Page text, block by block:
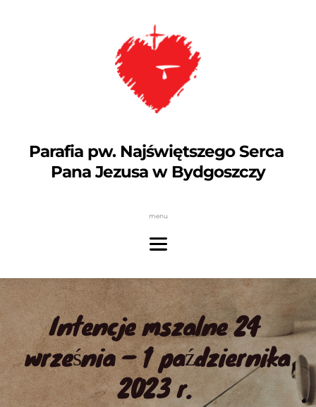
Parafia pw. Najświętszego Serca
Pana Jezusa w Bydgoszczy
menu
Intencje mszalne 24
września – 1 października
2023 r.